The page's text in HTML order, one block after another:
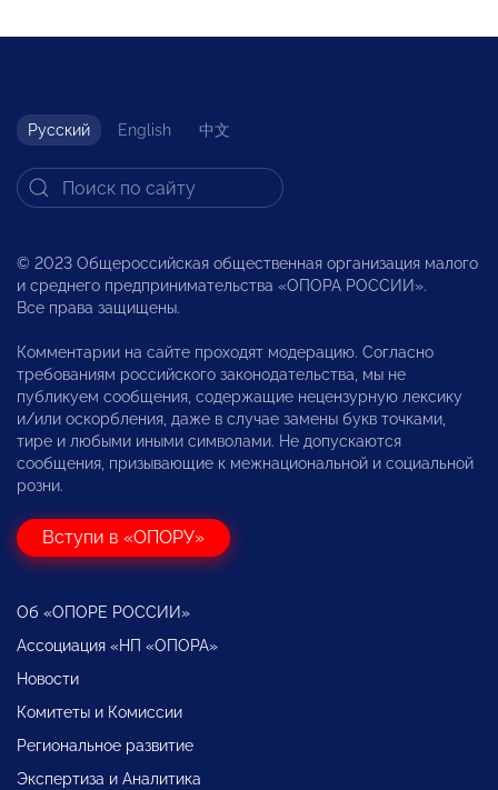
Русский English 中文
© 2023 Общероссийская общественная организация малого
и среднего предпринимательства «ОПОРА РОССИИ».
Все права защищены.
Комментарии на сайте проходят модерацию. Согласно
требованиям российского законодательства, мы не
публикуем сообщения, содержащие нецензурную лексику
и/или оскорбления, даже в случае замены букв точками,
тире и любыми иными символами. Не допускаются
сообщения, призывающие к межнациональной и социальной
розни.
Вступи в «ОПОРУ»
Об «ОПОРЕ РОССИИ»
Ассоциация «НП «ОПОРА»
Новости
Комитеты и Комиссии
Региональное развитие
Экспертиза и Аналитика